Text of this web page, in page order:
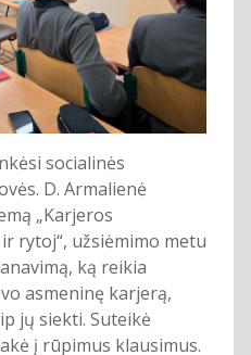
socialinės
D. Armalienė
„Karjeros
rytoj“, užsiėmimo metu
ką reikia
asmeninę karjerą,
jų siekti. Suteikė
į rūpimus klausimus.